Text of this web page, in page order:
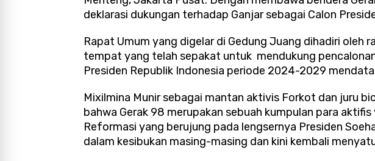
deklarasi dukungan terhadap Ganjar sebagai Calon
Rapat Umum yang digelar di Gedung Juang dihadiri oleh
tempat yang telah sepakat untuk mendukung
Presiden Republik Indonesia periode 2024-2029
Mixilmina Munir sebagai mantan aktivis Forkot dan juru
bahwa Gerak 98 merupakan sebuah kumpulan para
Reformasi yang berujung pada lengsernya Presiden
dalam kesibukan masing-masing dan kini kembali